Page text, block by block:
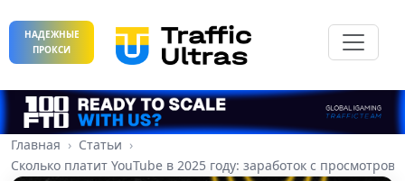
НАДЕЖНЫЕ
ПРОКСИ
Главная
Статьи
Сколько платит YouTube в 2025 году: заработок с